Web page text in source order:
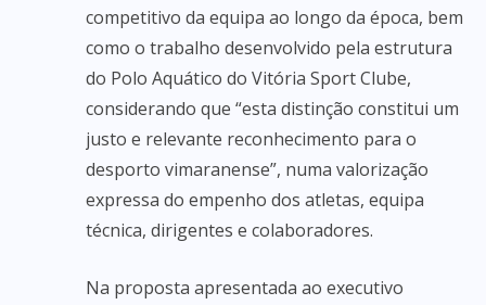
competitivo da equipa ao longo da época, bem
como o trabalho desenvolvido pela estrutura
do Polo Aquático do Vitória Sport Clube,
considerando que “esta distinção constitui um
justo e relevante reconhecimento para o
desporto vimaranense”, numa valorização
expressa do empenho dos atletas, equipa
técnica, dirigentes e colaboradores.
Na proposta apresentada ao executivo